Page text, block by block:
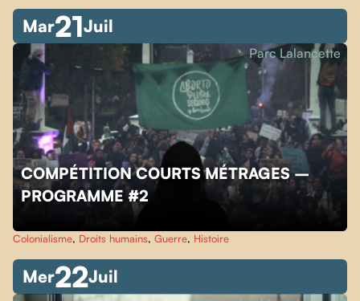
Mar21Juil
COMPÉTITION COURTS MÉTRAGES –
PROGRAMME #2
Parc Lalancette
Colonialisme, Droits humains, Guerre, Histoire
Mer22Juil